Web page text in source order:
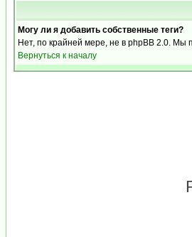
Могу ли я добавить собственные теги?
Нет, по крайней мере, не в phpBB 2.0. Мы
Вернуться к началу